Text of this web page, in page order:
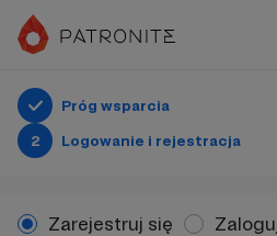
Próg wsparcia
2
Logowanie i rejestracja
Zarejestruj się